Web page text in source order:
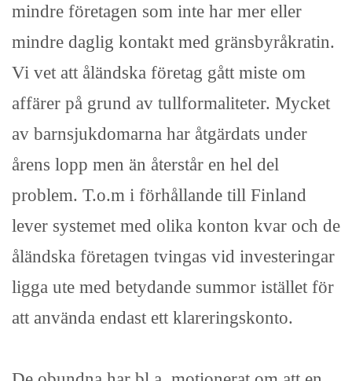
mindre företagen som inte har mer eller
mindre daglig kontakt med gränsbyråkratin.
Vi vet att åländska företag gått miste om
affärer på grund av tullformaliteter. Mycket
av barnsjukdomarna har åtgärdats under
årens lopp men än återstår en hel del
problem. T.o.m i förhållande till Finland
lever systemet med olika konton kvar och de
åländska företagen tvingas vid investeringar
ligga ute med betydande summor istället för
att använda endast ett klareringskonto.